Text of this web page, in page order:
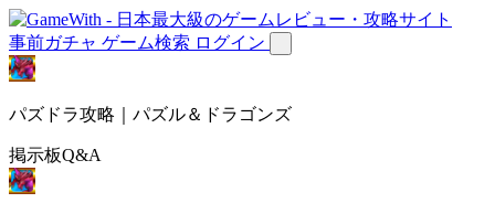
事前ガチャ ゲーム検索 ログイン
パズドラ攻略｜パズル＆ドラゴンズ
掲示板Q&A